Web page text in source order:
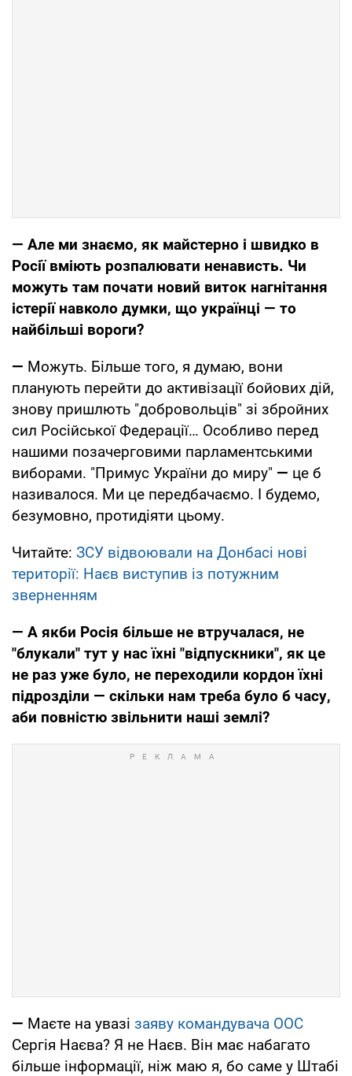
— Але ми знаємо, як майстерно і швидко в
Росії вміють розпалювати ненависть. Чи
можуть там почати новий виток нагнітання
істерії навколо думки, що українці — то
найбільші вороги?
— Можуть. Більше того, я думаю, вони
планують перейти до активізації бойових дій,
знову пришлють "добровольців" зі збройних
сил Російської Федерації… Особливо перед
нашими позачерговими парламентськими
виборами. "Примус України до миру" — це б
називалося. Ми це передбачаємо. І будемо,
безумовно, протидіяти цьому.
Читайте: ЗСУ відвоювали на Донбасі нові
території: Наєв виступив із потужним
зверненням
— А якби Росія більше не втручалася, не
"блукали" тут у нас їхні "відпускники", як це
не раз уже було, не переходили кордон їхні
підрозділи — скільки нам треба було б часу,
аби повністю звільнити наші землі?
— Маєте на увазі заяву командувача ООС
Сергія Наєва? Я не Наєв. Він має набагато
більше інформації, ніж маю я, бо саме у Штабі